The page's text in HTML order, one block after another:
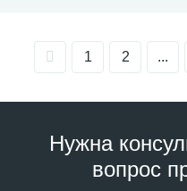
1 2 ...
Нужна
вопрос